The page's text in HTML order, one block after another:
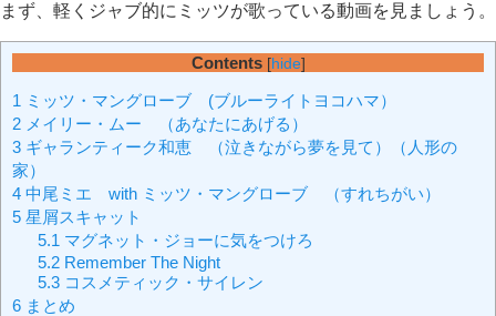
まず、軽くジャブ的にミッツが歌っている動画を見ましょう。
Contents [hide]
1 ミッツ・マングローブ (ブルーライトヨコハマ）
2 メイリー・ムー （あなたにあげる）
3 ギャランティーク和恵 （泣きながら夢を見て）（人形の
家）
4 中尾ミエ with ミッツ・マングローブ （すれちがい）
5 星屑スキャット
5.1 マグネット・ジョーに気をつけろ
5.2Remember The Night
5.3コスメティック・サイレン
6 まとめ